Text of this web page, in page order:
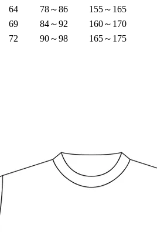
64 78～86
155～165
69 84～92
160～170
72 90～98 165～175